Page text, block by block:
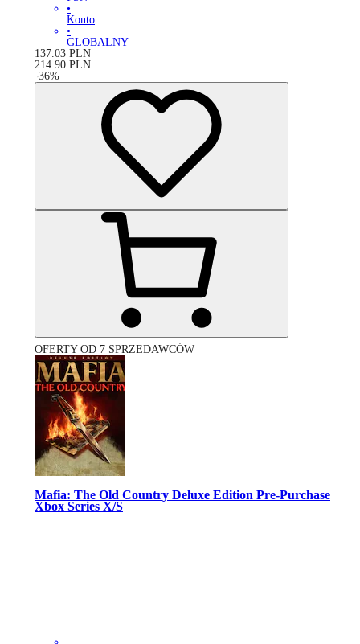
•
Konto
•
GLOBALNY
137.03 PLN
214.90 PLN
-36%
OFERTY OD 7 SPRZEDAWCÓW
Mafia: The Old Country Deluxe Edition Pre-Purchase
Xbox Series X/S